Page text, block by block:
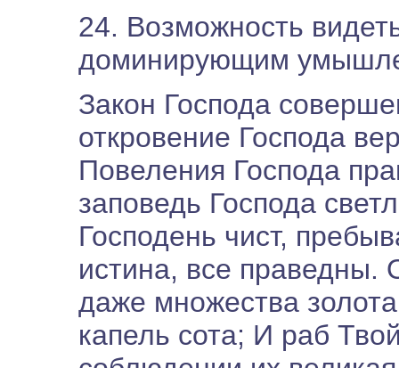
24. Возможность
доминирующим
Закон Господа
откровение Господа
Повеления Господа
заповедь Господа
Господень чист,
истина, все праведны.
даже множества
капель сота; И раб